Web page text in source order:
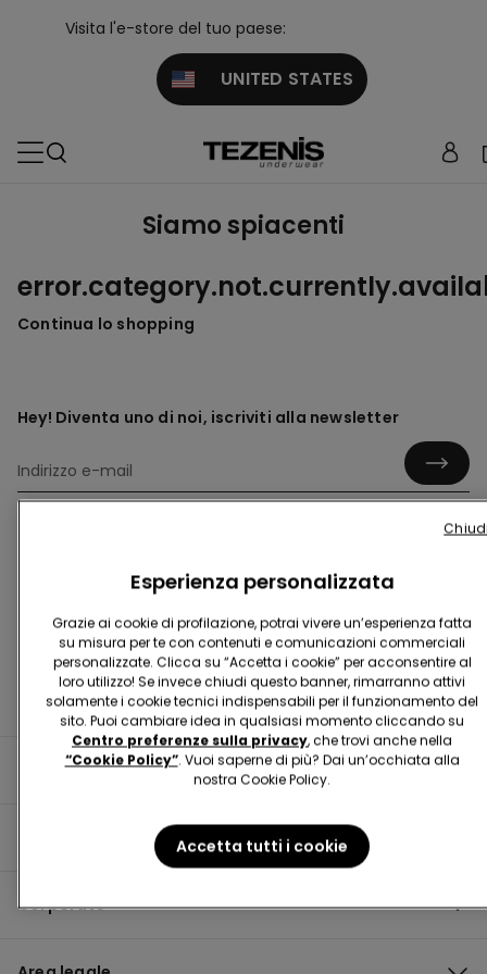
Visita l'e-store del tuo paese:
UNITED STATES
Siamo spiacenti
Continua lo shopping
Hey! Diventa uno di noi, iscriviti alla newsletter
Informazioni utili
Guida al prodotto
Corporate
Esperienza personalizzata
Grazie ai cookie di profilazione, potrai vivere un’esperienza fatta
su misura per te con contenuti e comunicazioni commerciali
personalizzate. Clicca su “Accetta i cookie” per acconsentire al
loro utilizzo! Se invece chiudi questo banner, rimarranno attivi
solamente i cookie tecnici indispensabili per il funzionamento del
sito. Puoi cambiare idea in qualsiasi momento cliccando su
Centro preferenze sulla privacy, che trovi anche nella
“Cookie Policy”. Vuoi saperne di più? Dai un’occhiata alla
nostra Cookie Policy.
Accetta tutti i cookie